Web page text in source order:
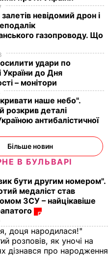
невідомий дрон і
газопроводу. Що
удари по
України до Дня
– монітори
наше небо".
розкрив деталі
антибалістичної
Більше новин
В БУЛЬВАРІ
бути другим номером".
медаліст став
ЗСУ – найцікавіше
доця народилася!"
розповів, як уночі на
дізнався про народження